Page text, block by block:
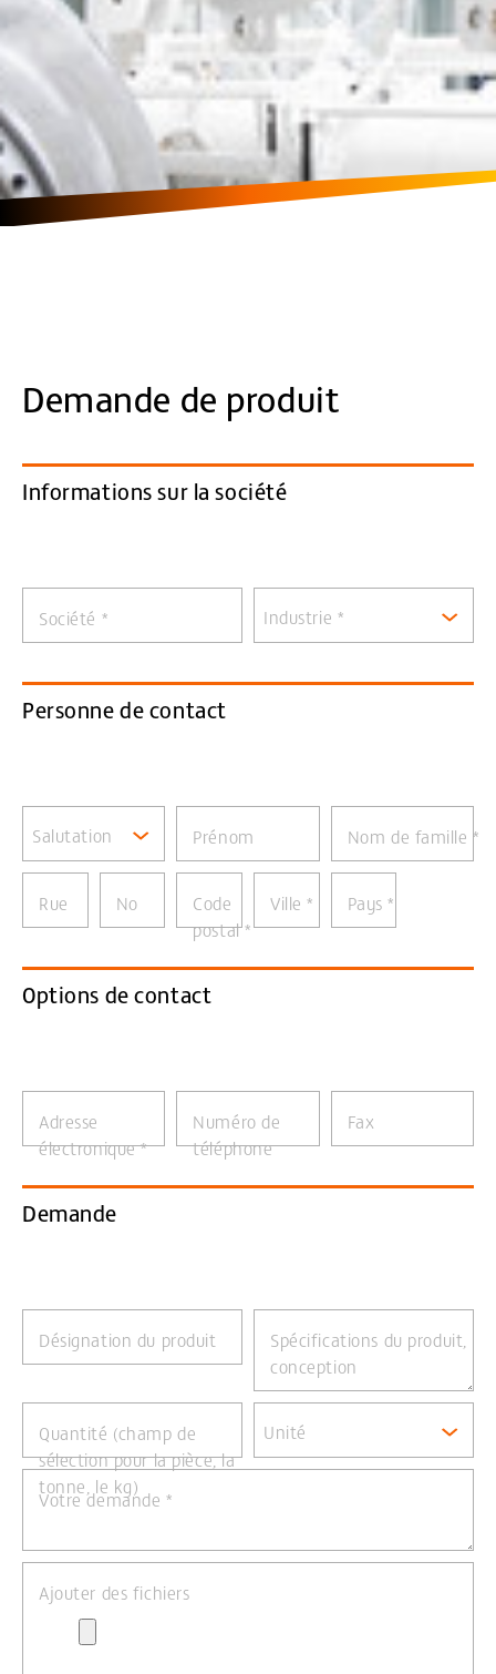
Demande de produit
Informations sur la société
Société * Industrie *
Personne de contact
Salutation Prénom Nom de famille *
Rue No
Code
postal*
Ville* Pays*
Options de contact
Adresse
électronique*
Numéro de
téléphone
Fax
Demande
Désignation du produit
Spécifications du produit,
conception
Quantité (champ de
sélection pour la pièce, la
tonne, le kg)
Unité
Votre demande *
Ajouter des fichiers